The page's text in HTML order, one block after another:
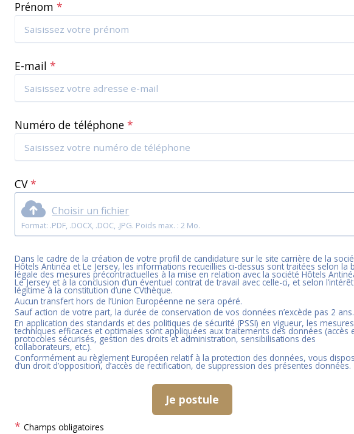
Prénom*
E-mail*
Numéro de téléphone*
CV*
Choisir un fichier
Format: .PDF, .DOCX, .DOC, .JPG. Poids max. : 2 Mo.
Dans le cadre de la création de votre profil de candidature sur le site carrière de la
Hôtels Antinéa et Le Jersey, les informations recueillies ci-dessus sont traitées selon la
légale des mesures précontractuelles à la mise en relation avec la sociétéHôtels
Le Jersey et à la conclusion d’un éventuel contrat de travail avec celle-ci, et selon l’intérêt
légitime à la constitution d’une CVthèque.
Aucun transfert hors de l’Union Européenne ne sera opéré.
Sauf action de votre part, la durée de conservation de vos données n’excède pas 2 ans.
En application des standards et des politiques de sécurité (PSSI) en vigueur, les mesures
techniques efficaces et optimales sont appliquées aux traitements des données (accès
protocoles sécurisés, gestion des droits et administration, sensibilisations des
collaborateurs, etc.).
Conformément au règlement Européen relatif à la protection des données, vous
d’un droit d’opposition, d’accès de rectification, de suppression des présentes données.
Je postule
*Champs obligatoires